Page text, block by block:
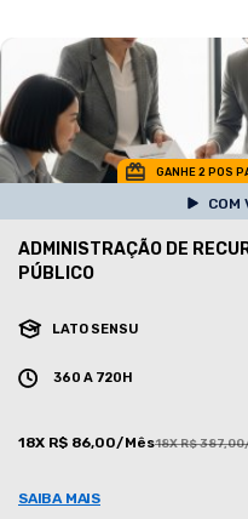
GANHE 2 POS
COM
ADMINISTRAÇÃO DE
PÚBLICO
LATO SENSU
360 A 720H
18X R$ 86,00/Mês18X R$ 387,00/
SAIBA MAIS